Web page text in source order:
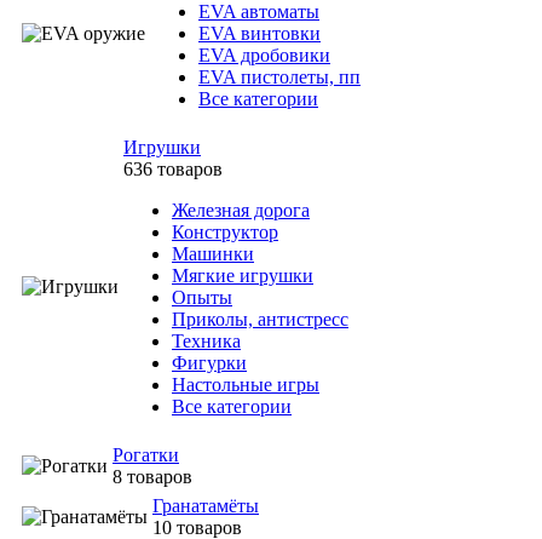
EVA автоматы
EVA винтовки
EVA дробовики
EVA пистолеты, пп
Все категории
Игрушки
636 товаров
Железная дорога
Конструктор
Машинки
Мягкие игрушки
Опыты
Приколы, антистресс
Техника
Фигурки
Настольные игры
Все категории
Рогатки
8 товаров
Гранатамёты
10 товаров